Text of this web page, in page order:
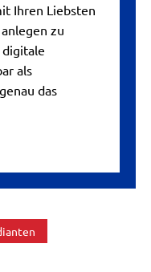
Ihren Liebsten
zu
digitale
als
das